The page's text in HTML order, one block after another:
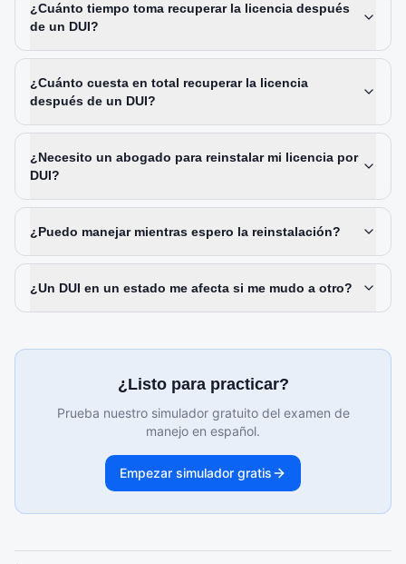
¿Cuánto tiempo toma recuperar la licencia después
de un DUI?
¿Cuánto cuesta en total recuperar la licencia
después de un DUI?
¿Necesito un abogado para reinstalar mi licencia por
DUI?
¿Puedo manejar mientras espero la reinstalación?
¿Un DUI en un estado me afecta si me mudo a otro?
¿Listo para practicar?
Prueba nuestro simulador gratuito del examen de
manejo en español.
Empezar simulador gratis